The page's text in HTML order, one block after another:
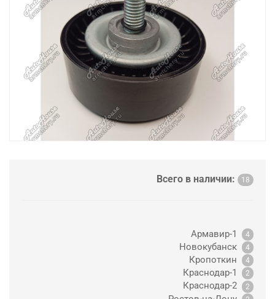
Всего в наличии: 18
Армавир-1 4
Новокубанск 4
Кропоткин 4
Краснодар-1 2
Краснодар-2 2